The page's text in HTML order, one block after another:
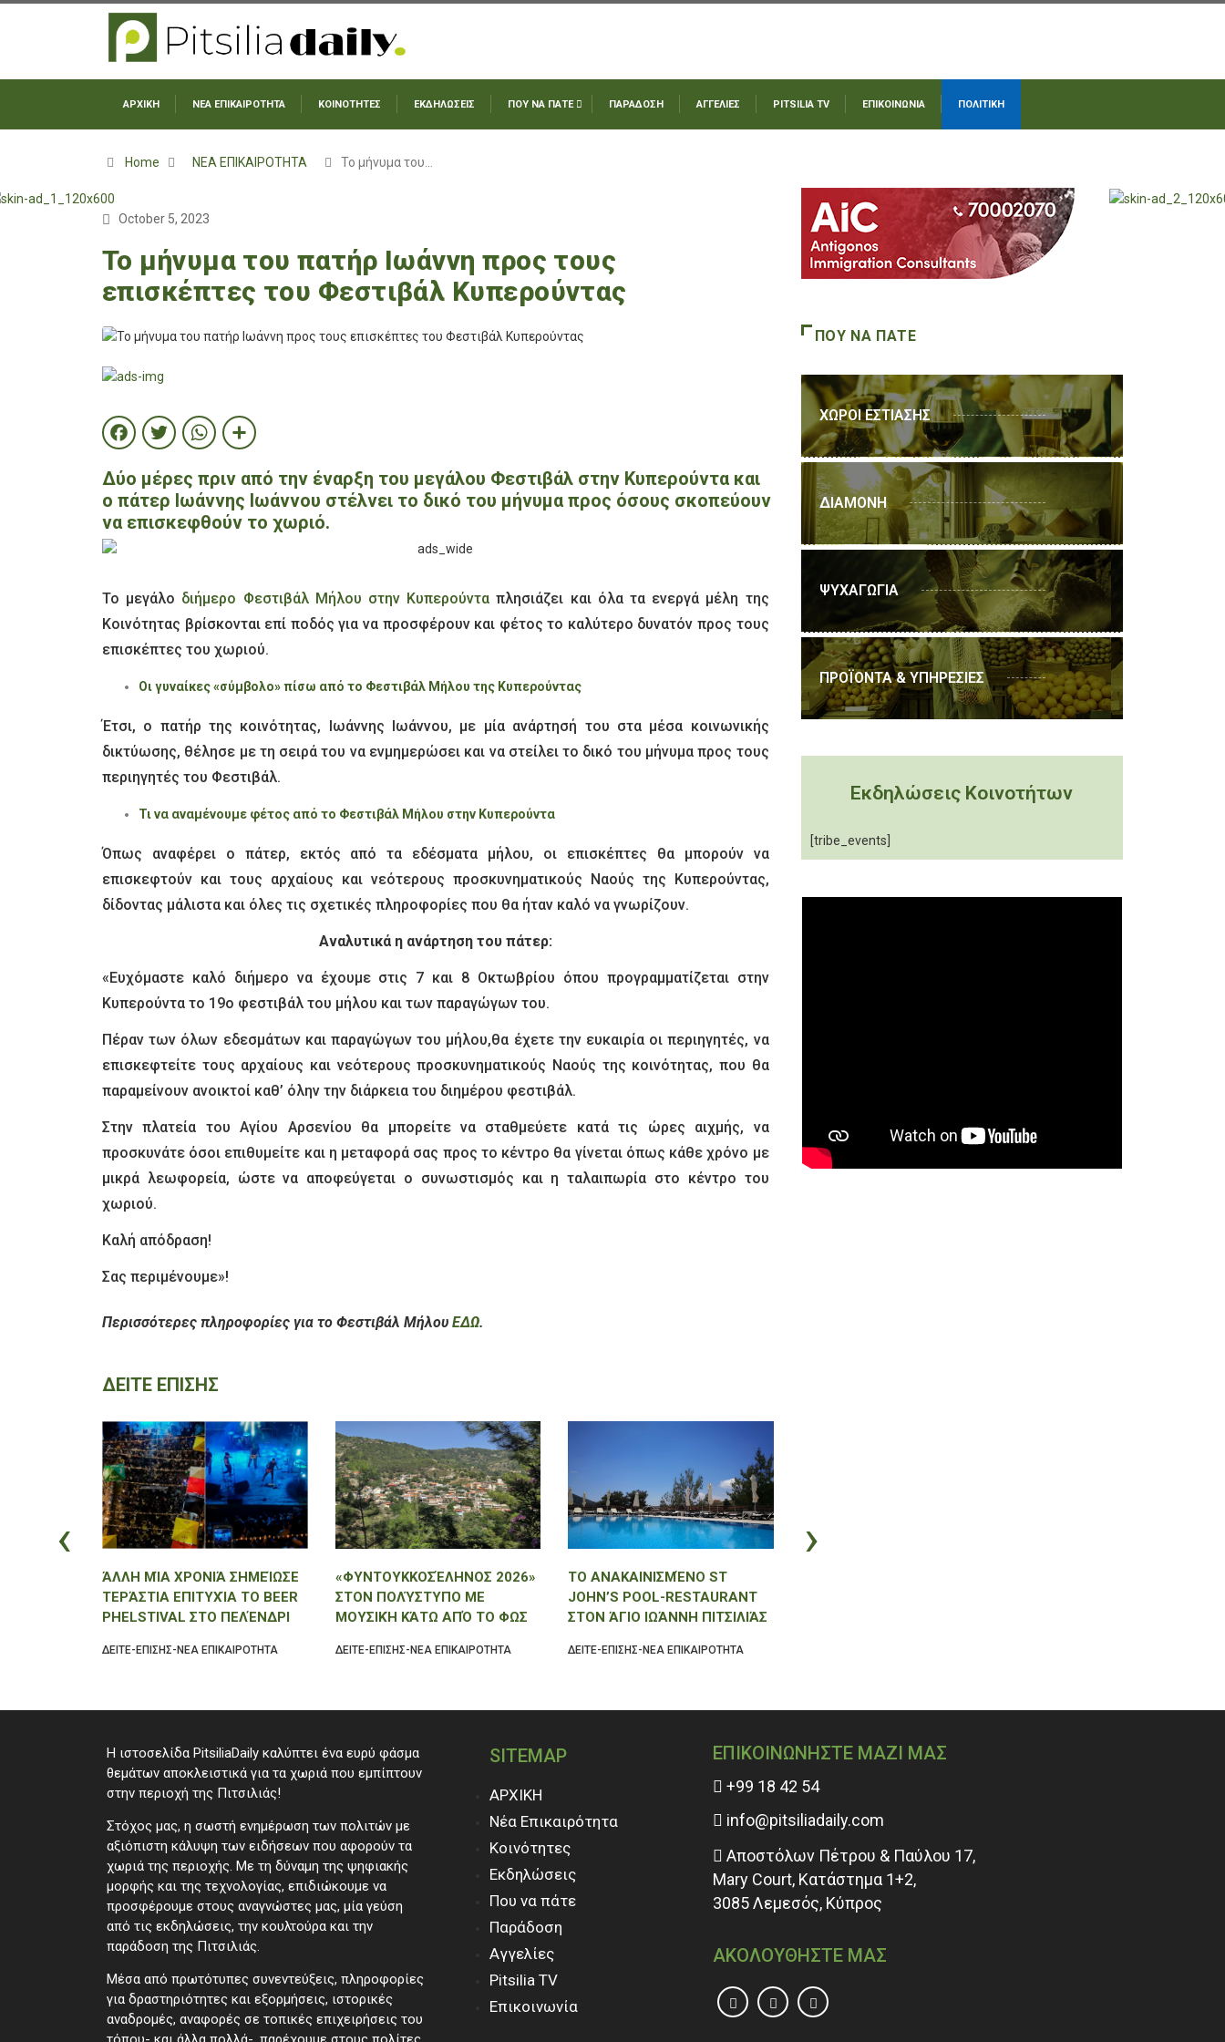
ΑΡΧΙΚΗ ΝΕΑ ΕΠΙΚΑΙΡΟΤΗΤΑ ΚΟΙΝΟΤΗΤΕΣ ΕΚΔΗΛΩΣΕΙΣ ΠΟΥ ΝΑ ΠΑΤΕ ΠΑΡΑΔΟΣΗ ΑΓΓΕΛΙΕΣ PITSILIA TV ΕΠΙΚΟΙΝΩΝΙΑ ΠΟΛΙΤΙΚΗ
Home ΝΕΑ ΕΠΙΚΑΙΡΟΤΗΤΑ Το μήνυμα του…
October 5, 2023
Το μήνυμα του πατήρ Ιωάννη προς τους
επισκέπτες του Φεστιβάλ Κυπερούντας
Facebook
Twitter
WhatsApp
Share
Δύο μέρες πριν από την έναρξη του μεγάλου Φεστιβάλ στην Κυπερούντα και
ο πάτερ Ιωάννης Ιωάννου στέλνει το δικό του μήνυμα προς όσους σκοπεύουν
να επισκεφθούν το χωριό.
Το μεγάλο διήμερο Φεστιβάλ Μήλου στην Κυπερούντα πλησιάζει και όλα τα ενεργά μέλη της
Κοινότητας βρίσκονται επί ποδός για να προσφέρουν και φέτος το καλύτερο δυνατόν προς τους
επισκέπτες του χωριού.
Οι γυναίκες «σύμβολο» πίσω από το Φεστιβάλ Μήλου της Κυπερούντας
Έτσι, ο πατήρ της κοινότητας, Ιωάννης Ιωάννου, με μία ανάρτησή του στα μέσα κοινωνικής
δικτύωσης, θέλησε με τη σειρά του να ενμημερώσει και να στείλει το δικό του μήνυμα προς τους
περιηγητές του Φεστιβάλ.
Τι να αναμένουμε φέτος από το Φεστιβάλ Μήλου στην Κυπερούντα
Όπως αναφέρει ο πάτερ, εκτός από τα εδέσματα μήλου, οι επισκέπτες θα μπορούν να
επισκεφτούν και τους αρχαίους και νεότερους προσκυνηματικούς Ναούς της Κυπερούντας,
δίδοντας μάλιστα και όλες τις σχετικές πληροφορίες που θα ήταν καλό να γνωρίζουν.
Αναλυτικά η ανάρτηση του πάτερ:
«Ευχόμαστε καλό διήμερο να έχουμε στις 7 και 8 Οκτωβρίου όπου προγραμματίζεται στην
Κυπερούντα το 19ο φεστιβάλ του μήλου και των παραγώγων του.
Πέραν των όλων εδεσμάτων και παραγώγων του μήλου,θα έχετε την ευκαιρία οι περιηγητές, να
επισκεφτείτε τους αρχαίους και νεότερους προσκυνηματικούς Ναούς της κοινότητας, που θα
παραμείνουν ανοικτοί καθ’ όλην την διάρκεια του διημέρου φεστιβάλ.
Στην πλατεία του Αγίου Αρσενίου θα μπορείτε να σταθμεύετε κατά τις ώρες αιχμής, να
προσκυνάτε όσοι επιθυμείτε και η μεταφορά σας προς το κέντρο θα γίνεται όπως κάθε χρόνο με
μικρά λεωφορεία, ώστε να αποφεύγεται ο συνωστισμός και η ταλαιπωρία στο κέντρο του
χωριού.
Καλή απόδραση!
Σας περιμένουμε»!
Περισσότερες πληροφορίες για το Φεστιβάλ Μήλου ΕΔΩ.
ΔΕΙΤΕ ΕΠΙΣΗΣ
ΆΛΛΗ ΜΊΑ ΧΡΟΝΙΆ ΣΗΜΕΊΩΣΕ
ΤΕΡΆΣΤΙΑ ΕΠΙΤΥΧΊΑ ΤΟ BEER
PHELSTIVAL ΣΤΟ ΠΕΛΈΝΔΡΙ
ΔΕΙΤΕ-ΕΠΙΣΗΣ-ΝΕΑ ΕΠΙΚΑΙΡΟΤΗΤΑ
«ΦΥΝΤΟΥΚΚΟΣΈΛΗΝΟΣ 2026»
ΣΤΟΝ ΠΟΛΎΣΤΥΠΟ ΜΕ
ΜΟΥΣΙΚΉ ΚΆΤΩ ΑΠΌ ΤΟ ΦΩΣ
ΔΕΙΤΕ-ΕΠΙΣΗΣ-ΝΕΑ ΕΠΙΚΑΙΡΟΤΗΤΑ
ΤΟ ΑΝΑΚΑΙΝΙΣΜΈΝΟ ST
JOHN’S POOL-RESTAURANT
ΣΤΟΝ ΆΓΙΟ ΙΩΆΝΝΗ ΠΙΤΣΙΛΙΆΣ
ΣΑΣ ΠΕΡΙΜΈΝΕΙ!
ΔΕΙΤΕ-ΕΠΙΣΗΣ-ΝΕΑ ΕΠΙΚΑΙΡΟΤΗΤΑ
‹ ›
ΠΟΥ ΝΑ ΠΑΤΕ
ΧΩΡΟΙ ΕΣΤΙΑΣΗΣ
ΔΙΑΜΟΝΗ
ΨΥΧΑΓΩΓΙΑ
ΠΡΟΪΟΝΤΑ & ΥΠΗΡΕΣΙΕΣ
Εκδηλώσεις Κοινοτήτων
[tribe_events]
Η ιστοσελίδα PitsiliaDaily καλύπτει ένα ευρύ φάσμα
θεμάτων αποκλειστικά για τα χωριά που εμπίπτουν
στην περιοχή της Πιτσιλιάς!
Στόχος μας, η σωστή ενημέρωση των πολιτών με
αξιόπιστη κάλυψη των ειδήσεων που αφορούν τα
χωριά της περιοχής. Με τη δύναμη της ψηφιακής
μορφής και της τεχνολογίας, επιδιώκουμε να
προσφέρουμε στους αναγνώστες μας, μία γεύση
από τις εκδηλώσεις, την κουλτούρα και την
παράδοση της Πιτσιλιάς.
Μέσα από πρωτότυπες συνεντεύξεις, πληροφορίες
για δραστηριότητες και εξορμήσεις, ιστορικές
αναδρομές, αναφορές σε τοπικές επιχειρήσεις του
SITEMAP
ΑΡΧΙΚΗ
Νέα Επικαιρότητα
Κοινότητες
Εκδηλώσεις
Που να πάτε
Παράδοση
Αγγελίες
Pitsilia TV
Επικοινωνία
ΕΠΙΚΟΙΝΩΝΗΣΤΕ ΜΑΖΙ ΜΑΣ
+99 18 42 54
info@pitsiliadaily.com
Αποστόλων Πέτρου & Παύλου 17,
Mary Court, Κατάστημα 1+2,
3085 Λεμεσός, Κύπρος
ΑΚΟΛΟΥΘΗΣΤΕ ΜΑΣ